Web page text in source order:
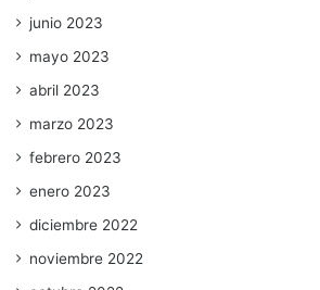
junio 2023
mayo 2023
abril 2023
marzo 2023
febrero 2023
enero 2023
diciembre 2022
noviembre 2022